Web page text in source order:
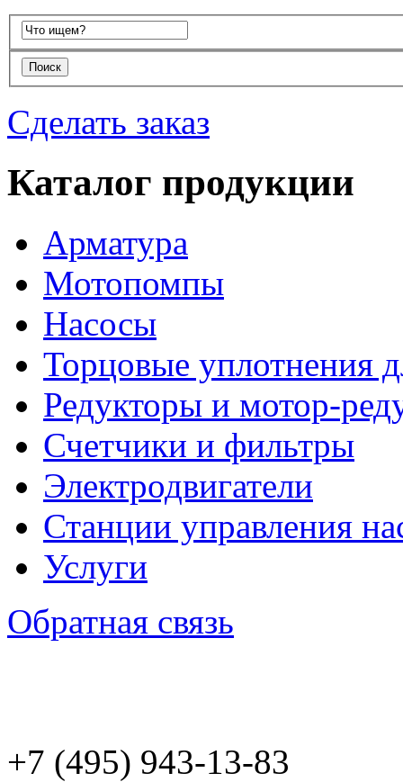
Сделать заказ
Каталог продукции
Арматура
Мотопомпы
Насосы
Торцовые уплотнения
Редукторы и мотор-
Счетчики и фильтры
Электродвигатели
Станции управления
Услуги
Обратная связь
+7 (495) 943-13-83